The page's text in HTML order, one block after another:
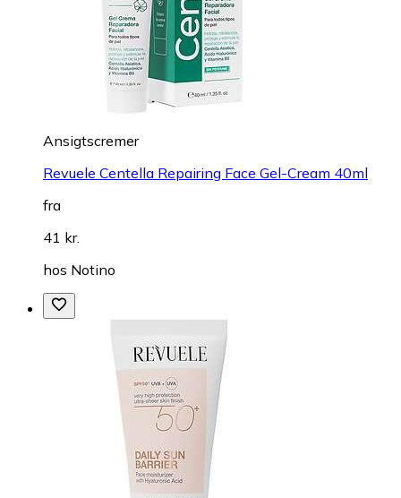
Ansigtscremer
Revuele Centella Repairing Face Gel-Cream 40ml
fra
41 kr.
hos Notino